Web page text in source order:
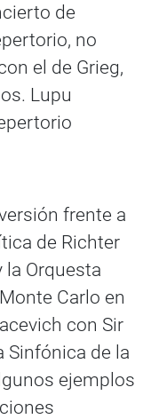
de
no
el de Grieg,
Lupu
frente a
de Richter
la Orquesta
Carlo en
con Sir
Sinfónica de la
ejemplos